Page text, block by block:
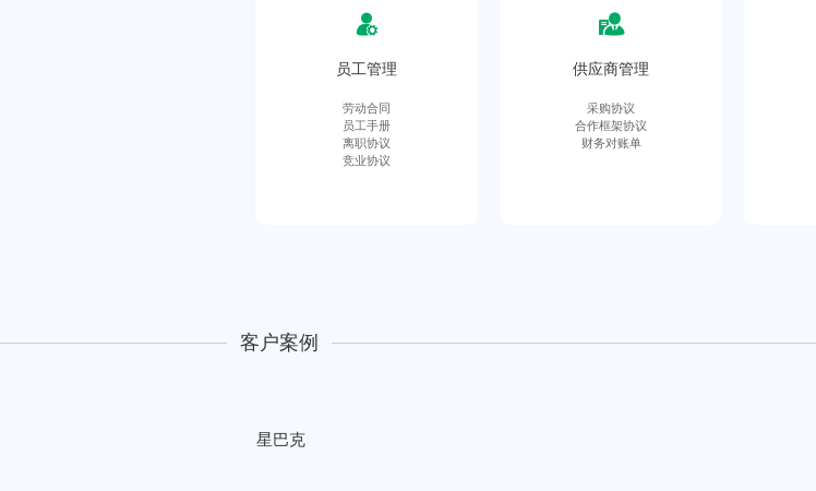
员工管理
劳动合同
员工手册
离职协议
竞业协议
供应商管理
采购协议
合作框架协议
财务对账单
客户案例
星巴克